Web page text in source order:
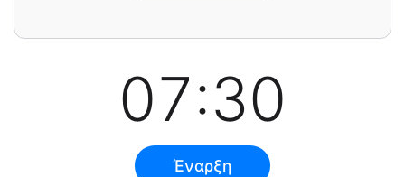
07:30
Έναρξη